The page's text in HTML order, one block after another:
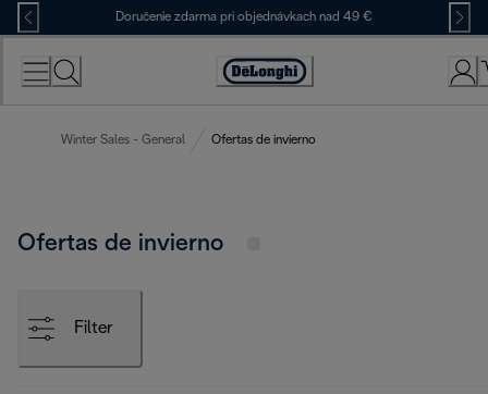
Skip
to
Content
Doručenie zdarma pri objednávkach nad 49 €
Accessibility
Winter Sales - General Ofertas de invierno
Ofertas de invierno
Filter